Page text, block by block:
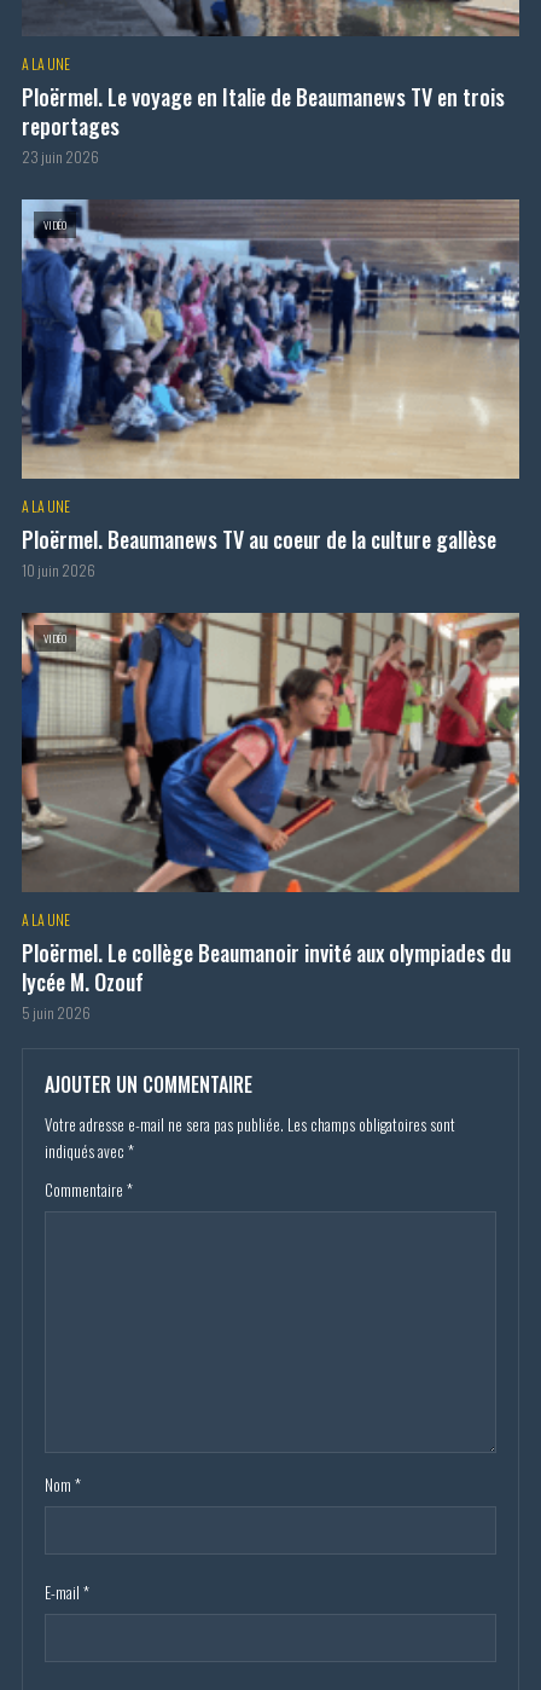
A LA UNE
Ploërmel. Le voyage en Italie de Beaumanews TV en trois
reportages
23 juin 2026
VIDÉO
A LA UNE
Ploërmel. Beaumanews TV au coeur de la culture gallèse
10 juin 2026
VIDÉO
A LA UNE
Ploërmel. Le collège Beaumanoir invité aux olympiades du
lycée M. Ozouf
5 juin 2026
AJOUTER UN COMMENTAIRE
Votre adresse e-mail ne sera pas publiée. Les champs obligatoires sont
indiqués avec *
Commentaire *
Nom *
E-mail *